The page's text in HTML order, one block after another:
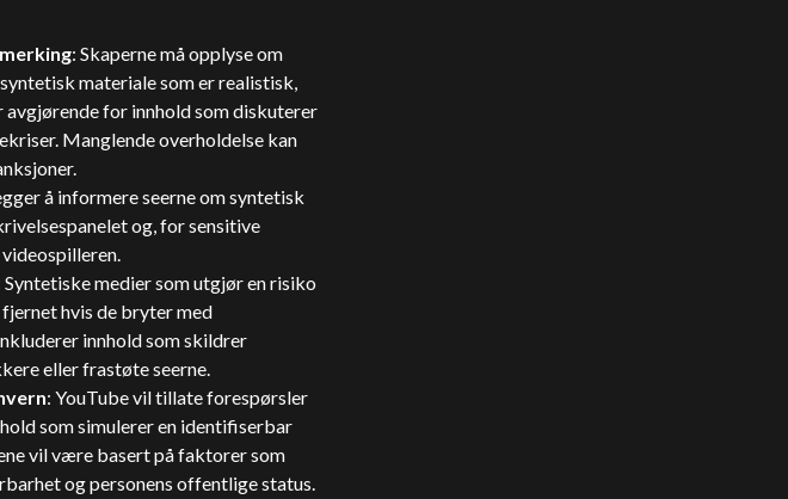
: Skaperne må opplyse om
materiale som er realistisk,
for innhold som diskuterer
Manglende overholdelse kan
å informere seerne om syntetisk
og, for sensitive
Syntetiske medier som utgjør en risiko
hvis de bryter med
innhold som skildrer
eller frastøte seerne.
: YouTube vil tillate forespørsler
som simulerer en identifiserbar
vil være basert på faktorer som
og personens offentlige status.